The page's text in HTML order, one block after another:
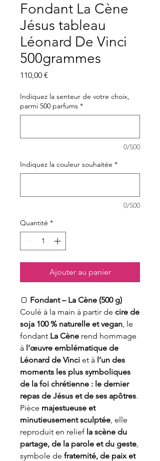
Fondant La Cène
Jésus tableau
Léonard De Vinci
500grammes
110,00 €
Indiquez la senteur de votre choix,
parmi 500 parfums *
0/500
Indiquez la couleur souhaitée *
0/500
Quantité *
Ajouter au panier
🍞 Fondant – La Cène (500 g)
Coulé à la main à partir de cire de
soja 100 % naturelle et vegan, le
fondant La Cène rend hommage
à l’œuvre emblématique de
Léonard de Vinci et à l’un des
moments les plus symboliques
de la foi chrétienne : le dernier
repas de Jésus et de ses apôtres.
Pièce majestueuse et
minutieusement sculptée, elle
reproduit en relief la scène du
partage, de la parole et du geste,
symbole de fraternité, de paix et